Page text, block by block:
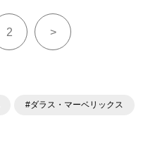
2 >
#ダラス・マーベリックス